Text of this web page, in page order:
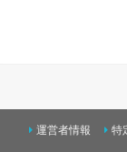
運営者情報 特